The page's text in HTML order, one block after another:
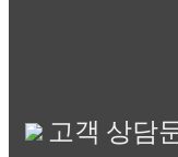
고객 상담